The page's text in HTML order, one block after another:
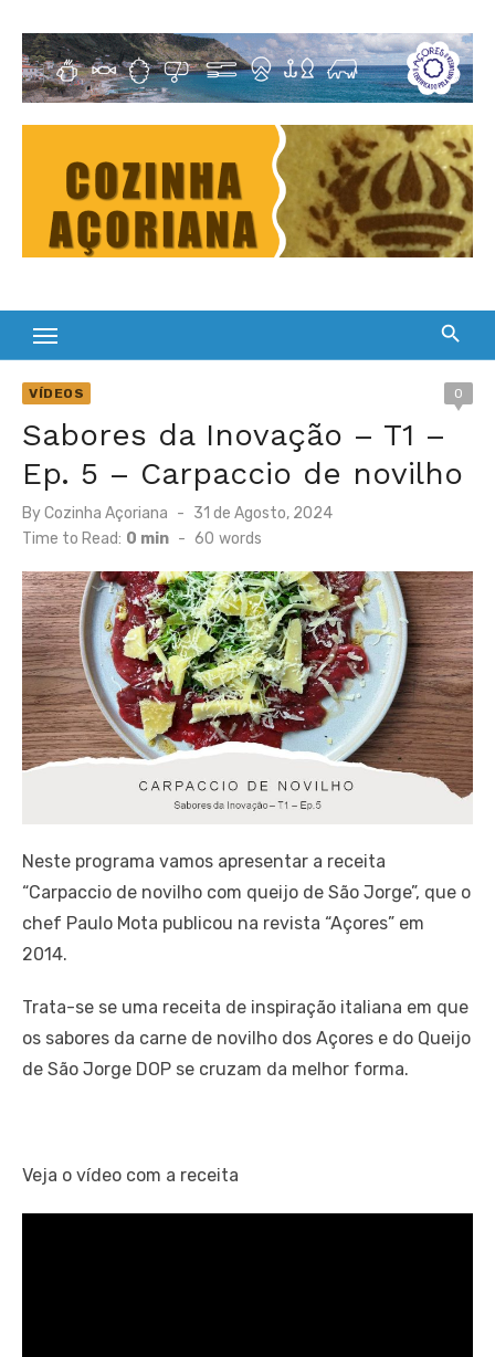
content
Cultura Gastronómica dos Açores
VÍDEOS 0
Sabores da Inovação – T1 –
Ep. 5 – Carpaccio de novilho
ByCozinha Açoriana
Posted
on
31 de Agosto, 2024
Time to Read: 0 min - 60 words
Neste programa vamos apresentar a receita
“Carpaccio de novilho com queijo de São Jorge”, que o
chef Paulo Mota publicou na revista “Açores” em
2014.
Trata-se se uma receita de inspiração italiana em que
os sabores da carne de novilho dos Açores e do Queijo
de São Jorge DOP se cruzam da melhor forma.
Veja o vídeo com a receita